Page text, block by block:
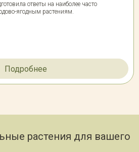
ответы на наиболее часто
ягодным растениям.
Подробнее
растения для вашего